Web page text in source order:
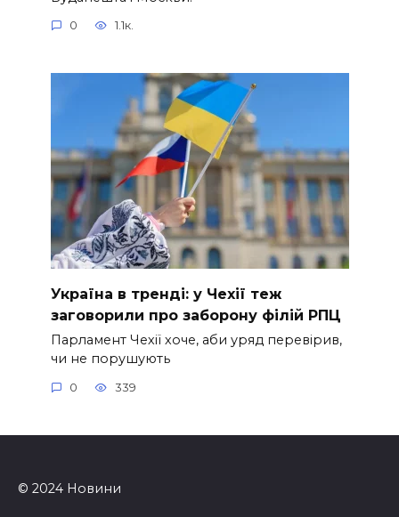
0 1.1к.
Україна в тренді: у Чехії теж
заговорили про заборону філій РПЦ
Парламент Чехії хоче, аби уряд перевірив,
чи не порушують
0 339
© 2024 Новини